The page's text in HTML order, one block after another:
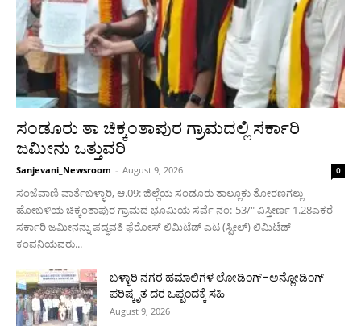
ಸಂಡೂರು ತಾ ಚಿಕ್ಕಂತಾಪುರ ಗ್ರಾಮದಲ್ಲಿ ಸರ್ಕಾರಿ
ಜಮೀನು ಒತ್ತುವರಿ
Sanjevani_Newsroom - August 9, 2026 0
ಸಂಜೆವಾಣಿ ವಾರ್ತೆಬಳ್ಳಾರಿ, ಆ.09: ಜಿಲ್ಲೆಯ ಸಂಡೂರು ತಾಲ್ಲೂಕು ತೋರಣಗಲ್ಲು
ಹೋಬಳಿಯ ಚಿಕ್ಕಂತಾಪುರ ಗ್ರಾಮದ ಭೂಮಿಯ ಸರ್ವೆ ನಂ:-53/" ವಿಸ್ತೀರ್ಣ 1.28ಎಕರೆ
ಸರ್ಕಾರಿ ಜಮೀನನ್ನು ಪದ್ಧವತಿ ಫೆರೋಸ್ ಲಿಮಿಟೆಡ್ ಎಟ (ಸ್ಟೀಲ್) ಲಿಮಿಟೆಡ್
ಕಂಪನಿಯವರು...
ಬಳ್ಳಾರಿ ನಗರ ಹಮಾಲಿಗಳ ಲೋಡಿಂಗ್–ಅನ್ಲೋಡಿಂಗ್
ಪರಿಷ್ಕೃತ ದರ ಒಪ್ಪಂದಕ್ಕೆ ಸಹಿ
August 9, 2026